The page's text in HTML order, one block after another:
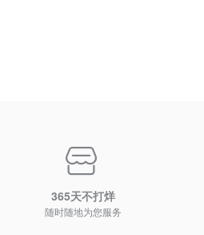
365天不打烊
随时随地为您服务